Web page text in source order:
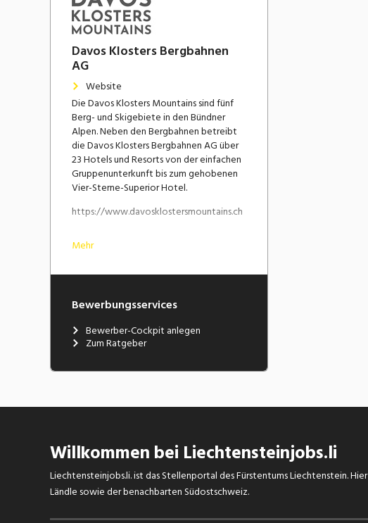
Davos Klosters Bergbahnen
AG
Website
Die Davos Klosters Mountains sind fünf
Berg- und Skigebiete in den Bündner
Alpen. Neben den Bergbahnen betreibt
die Davos Klosters Bergbahnen AG über
23 Hotels und Resorts von der einfachen
Gruppenunterkunft bis zum gehobenen
Vier-Sterne-Superior Hotel.
https://www.davosklostersmountains.ch
Mehr
Bewerbungsservices
Bewerber-Cockpit anlegen
Zum Ratgeber
Willkommen bei Liechtensteinjobs.li
Liechtensteinjobs.li. ist das Stellenportal des Fürstentums Liechtenstein.
Ländle sowie der benachbarten Südostschweiz.